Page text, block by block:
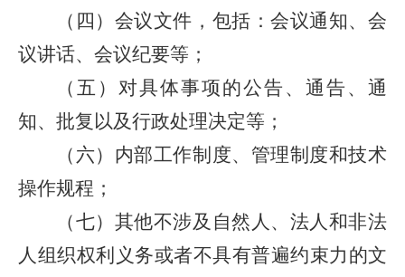
（四）会议文件，包括：会议通知、会
议讲话、会议纪要等；
（五）对具体事项的公告、通告、通
知、批复以及行政处理决定等；
（六）内部工作制度、管理制度和技术
操作规程；
（七）其他不涉及自然人、法人和非法
人组织权利义务或者不具有普遍约束力的文